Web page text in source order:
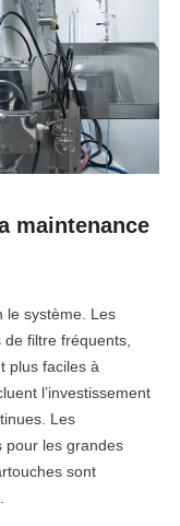
maintenance
le système. Les
filtre fréquents,
plus faciles à
l’investissement
Les
pour les grandes
sont